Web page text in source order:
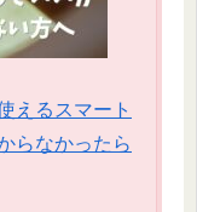
えるスマート
らなかったら